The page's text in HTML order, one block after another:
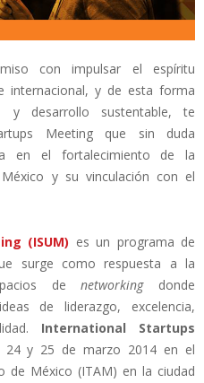
con impulsar el espíritu
internacional, y de esta forma
y desarrollo sustentable, te
Meeting que sin duda
en el fortalecimiento de la
y su vinculación con el
(ISUM) es un programa de
surge como respuesta a la
denetworkingdonde
de liderazgo, excelencia,
International Startups
24 y 25 de marzo 2014 en el
de México (ITAM) en la ciudad